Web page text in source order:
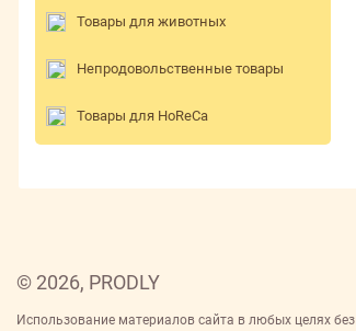
Товары для животных
Непродовольственные товары
Товары для HoReCa
© 2026, PRODLY
Использование материалов сайта в любых целях без